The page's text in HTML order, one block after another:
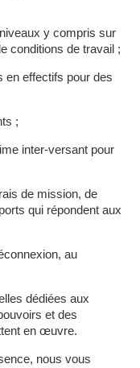
y compris sur
conditions de travail ;
en effectifs pour des
;
inter-versant pour
de mission, de
qui répondent aux
au
dédiées aux
et des
en œuvre.
nous vous